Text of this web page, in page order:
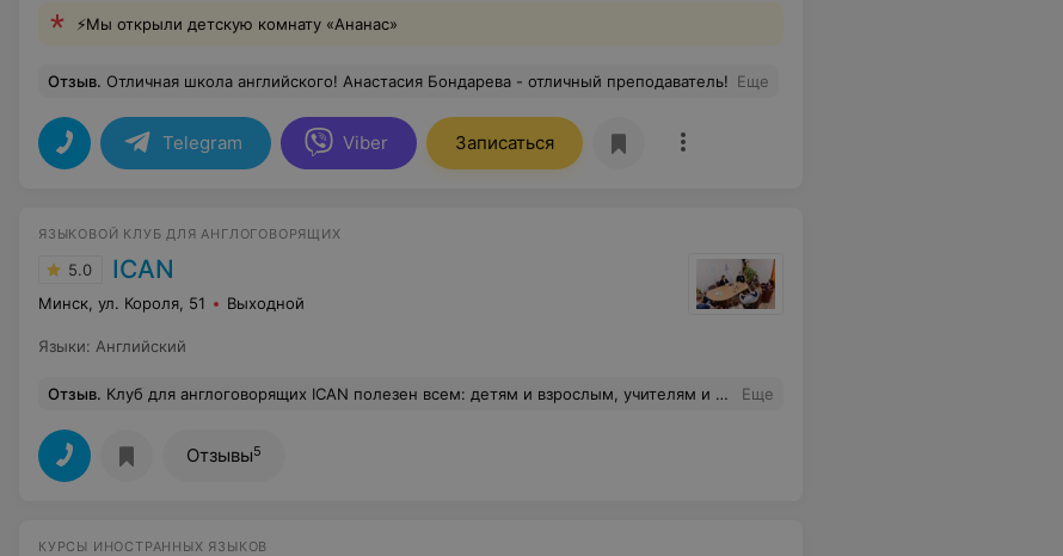
⚡Мы открыли детскую комнату «Ананас»
Отзыв. Отличная школа английского! Анастасия Бондарева - отличный преподаватель! Еще
Telegram Viber Записаться
ЯЗЫКОВОЙ КЛУБ ДЛЯ АНГЛОГОВОРЯЩИХ
5.0 ICAN
Минск, ул. Короля, 51 Выходной
Языки: Английский
Отзыв. Клуб для англоговорящих ICAN полезен всем: детям и взрослым, учителям и студентам, лингвистам и профессионалам в любой области, тем, кто уже уверен в себе и тем, кто делает первые шаги в английском.Формат занятий каждый раз неожиданный и всегда вовлекающий в обсуждение и действие. Проблема школьного и университетского образования в том, что часто учителя озабочены тем, что нужно пройти программу, а на то, чтобы ученики использовали выученные элементы языка в речи (которая важна для ученика!) не хватает времени. В Клубе ICAN всегда хватает времени на разговоры и обмен мнениями. Еще
Отзывы5
КУРСЫ ИНОСТРАННЫХ ЯЗЫКОВ